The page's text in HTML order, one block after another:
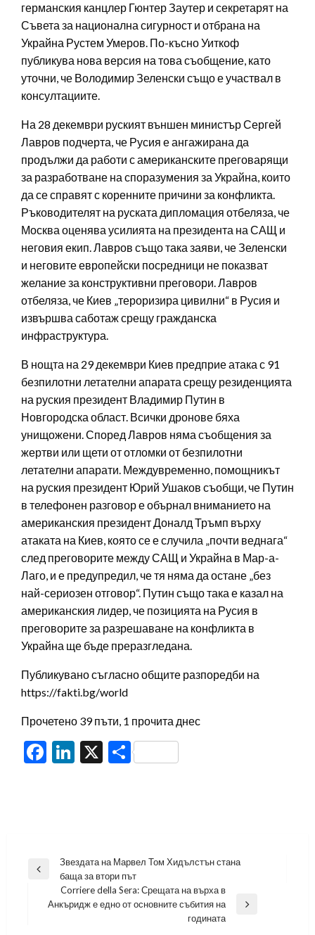
германския канцлер Гюнтер Заутер и секретарят на
Съвета за национална сигурност и отбрана на
Украйна Рустем Умеров. По-късно Уиткоф
публикува нова версия на това съобщение, като
уточни, че Володимир Зеленски също е участвал в
консултациите.
На 28 декември руският външен министър Сергей
Лавров подчерта, че Русия е ангажирана да
продължи да работи с американските преговарящи
за разработване на споразумения за Украйна, които
да се справят с коренните причини за конфликта.
Ръководителят на руската дипломация отбеляза, че
Москва оценява усилията на президента на САЩ и
неговия екип. Лавров също така заяви, че Зеленски
и неговите европейски посредници не показват
желание за конструктивни преговори. Лавров
отбеляза, че Киев „тероризира цивилни“ в Русия и
извършва саботаж срещу гражданска
инфраструктура.
В нощта на 29 декември Киев предприе атака с 91
безпилотни летателни апарата срещу резиденцията
на руския президент Владимир Путин в
Новгородска област. Всички дронове бяха
унищожени. Според Лавров няма съобщения за
жертви или щети от отломки от безпилотни
летателни апарати. Междувременно, помощникът
на руския президент Юрий Ушаков съобщи, че Путин
в телефонен разговор е обърнал вниманието на
американския президент Доналд Тръмп върху
атаката на Киев, която се е случила „почти веднага“
след преговорите между САЩ и Украйна в Мар-а-
Лаго, и е предупредил, че тя няма да остане „без
най-сериозен отговор“. Путин също така е казал на
американския лидер, че позицията на Русия в
преговорите за разрешаване на конфликта в
Украйна ще бъде преразгледана.
Публикувано съгласно общите разпоредби на
https://fakti.bg/world
Прочетено 39 пъти, 1 прочита днес
Facebook
LinkedIn
X Share
Навигация
Previous
Звездата на Марвел Том Хидълстън стана
баща за втори път
Next
Corriere della Sera: Срещата на върха в
Анкъридж е едно от основните събития на
годината